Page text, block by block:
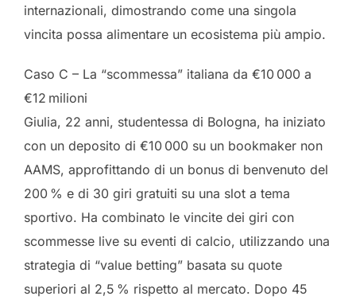
internazionali, dimostrando come una singola
vincita possa alimentare un ecosistema più ampio.
Caso C – La “scommessa” italiana da €10 000 a
€12 milioni
Giulia, 22 anni, studentessa di Bologna, ha iniziato
con un deposito di €10 000 su un bookmaker non
AAMS, approfittando di un bonus di benvenuto del
200 % e di 30 giri gratuiti su una slot a tema
sportivo. Ha combinato le vincite dei giri con
scommesse live su eventi di calcio, utilizzando una
strategia di “value betting” basata su quote
superiori al 2,5 % rispetto al mercato. Dopo 45